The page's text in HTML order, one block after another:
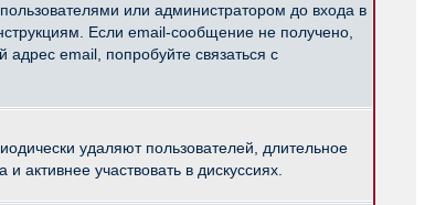
или администратором до входа в
Если email-сообщение не получено,
email, попробуйте связаться с
удаляют пользователей, длительное
участвовать в дискуссиях.